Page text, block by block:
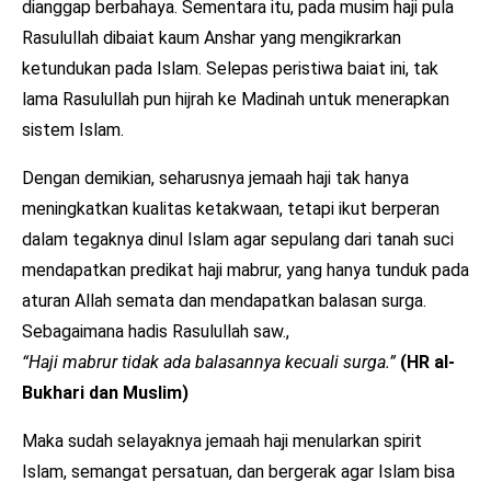
dianggap berbahaya. Sementara itu, pada musim haji pula
Rasulullah dibaiat kaum Anshar yang mengikrarkan
ketundukan pada Islam. Selepas peristiwa baiat ini, tak
lama Rasulullah pun hijrah ke Madinah untuk menerapkan
sistem Islam.
Dengan demikian, seharusnya jemaah haji tak hanya
meningkatkan kualitas ketakwaan, tetapi ikut berperan
dalam tegaknya dinul Islam agar sepulang dari tanah suci
mendapatkan predikat haji mabrur, yang hanya tunduk pada
aturan Allah semata dan mendapatkan balasan surga.
Sebagaimana hadis Rasulullah saw.,
“Haji mabrur tidak ada balasannya kecuali surga.” (HR al-
Bukhari dan Muslim)
Maka sudah selayaknya jemaah haji menularkan spirit
Islam, semangat persatuan, dan bergerak agar Islam bisa